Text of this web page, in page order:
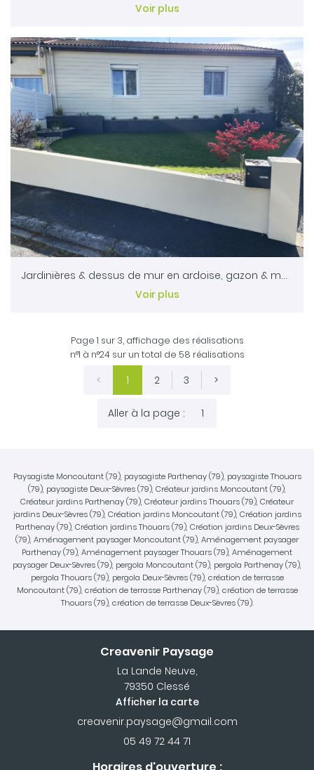
Voir plus
Jardinières & dessus de mur en ardoise, gazon & massifs _ Bressuire 79
Voir plus
Page 1 sur 3, affichage des réalisations
n°1 à n°24 sur un total de 58 réalisations
1 2 3
Aller à la page :
Paysagiste Moncoutant (79), paysagiste Parthenay (79), paysagiste Thouars
(79), paysagiste Deux-Sèvres (79), Créateur jardins Moncoutant (79),
Créateur jardins Parthenay (79), Créateur jardins Thouars (79), Créateur
jardins Deux-Sèvres (79), Création jardins Moncoutant (79), Création jardins
Parthenay (79), Création jardins Thouars (79), Création jardins Deux-Sèvres
(79), Aménagement paysager Moncoutant (79), Aménagement paysager
Parthenay (79), Aménagement paysager Thouars (79), Aménagement
paysager Deux-Sèvres (79), pergola Moncoutant (79), pergola Parthenay (79),
pergola Thouars (79), pergola Deux-Sèvres (79), création de terrasse
Moncoutant (79), création de terrasse Parthenay (79), création de terrasse
Thouars (79), création de terrasse Deux-Sèvres (79).
Creavenir Paysage
La Lande Neuve,
79350 Clessé
Afficher la carte
05 49 72 44 71